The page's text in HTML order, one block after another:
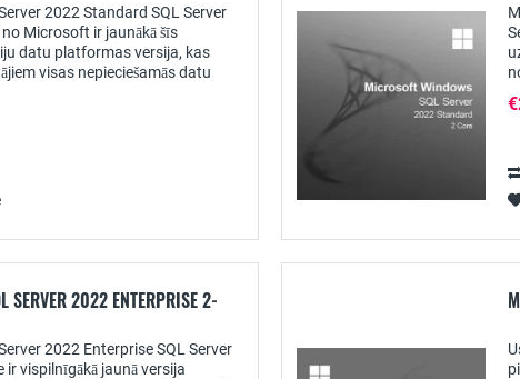
2022 Standard SQL Server
Microsoft ir jaunākā šīs
datu platformas versija, kas
visas nepieciešamās datu
SERVER 2022 ENTERPRISE 2-
2022 Enterprise SQL Server
ir vispilnīgākā jaunā versija